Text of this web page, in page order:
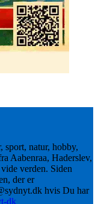
sport, natur, hobby,
Aabenraa, Haderslev,
verden. Siden
der er
hvis Du har
dk